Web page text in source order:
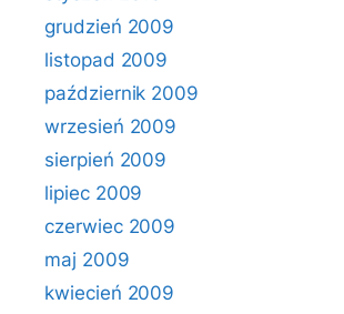
grudzień 2009
listopad 2009
październik 2009
wrzesień 2009
sierpień 2009
lipiec 2009
czerwiec 2009
maj 2009
kwiecień 2009